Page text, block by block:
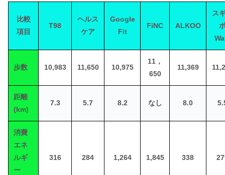
比較
項目
T98
ヘルス
ケア
Google
Fit
FiNC ALKOO
ス
歩数 10,983 11,650 10,975
11，
650
11,369
距離
(km)
7.3 5.7 8.2 なし 8.0
消費
エネ
ルギ
ー
316 284 1,264 1,845 338